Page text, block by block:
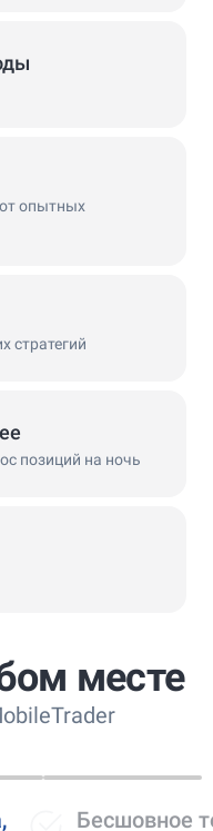
от опытных
стратегий
позиций на ночь
месте